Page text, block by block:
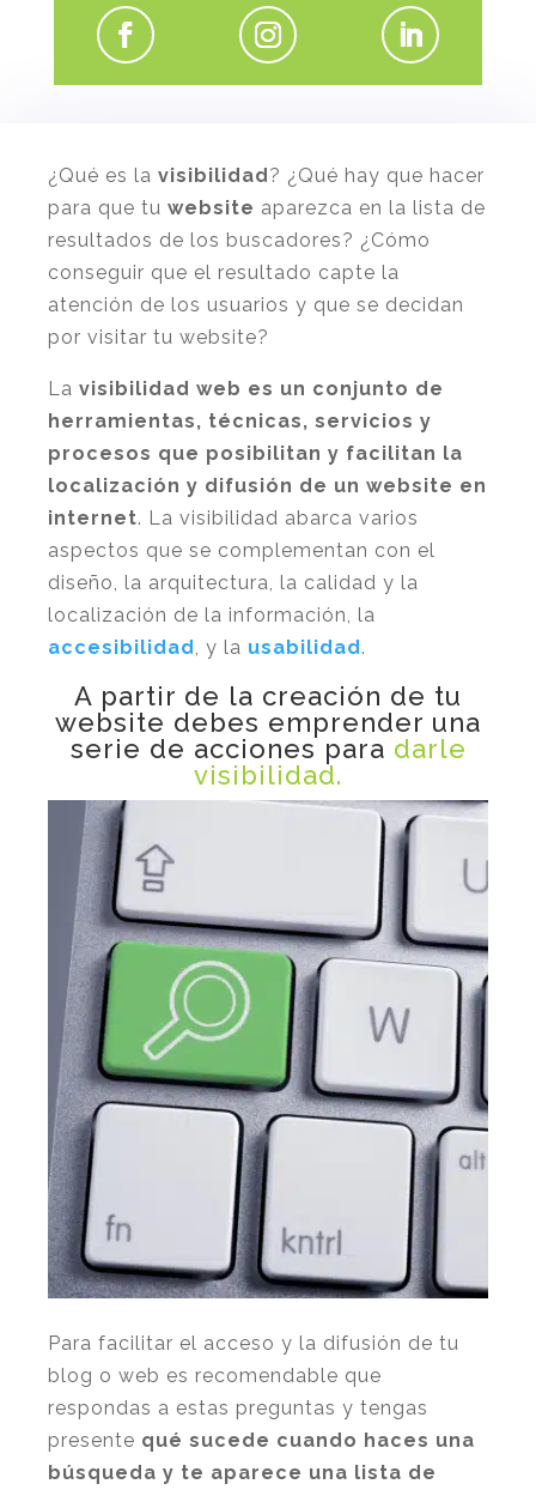
¿Qué es la visibilidad? ¿Qué hay que hacer
para que tu website aparezca en la lista de
resultados de los buscadores? ¿Cómo
conseguir que el resultado capte la
atención de los usuarios y que se decidan
por visitar tu website?
La visibilidad web es un conjunto de
herramientas, técnicas, servicios y
procesos que posibilitan y facilitan la
localización y difusión de un website en
internet. La visibilidad abarca varios
aspectos que se complementan con el
diseño, la arquitectura, la calidad y la
localización de la información, la
accesibilidad , y la usabilidad.
A partir de la creación de tu
website debes emprender una
serie de acciones para darle
visibilidad.
Para facilitar el acceso y la difusión de tu
blog o web es recomendable que
respondas a estas preguntas y tengas
presente qué sucede cuando haces una
búsqueda y te aparece una lista de